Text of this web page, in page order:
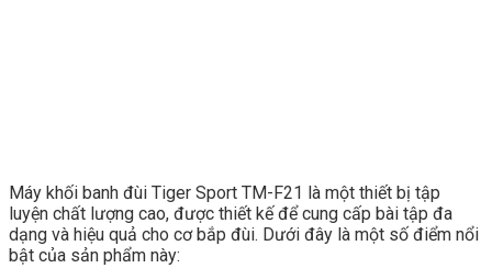
Máy khối banh đùi Tiger Sport TM-F21 là một thiết bị tập
luyện chất lượng cao, được thiết kế để cung cấp bài tập đa
dạng và hiệu quả cho cơ bắp đùi. Dưới đây là một số điểm nổi
bật của sản phẩm này: